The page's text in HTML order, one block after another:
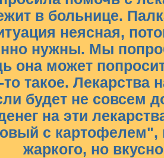
в больнице.
неясная,
нужны. Мы
она может
то такое. Лекарства
будет не совсем
на эти
с картофелем",
жаркого, но